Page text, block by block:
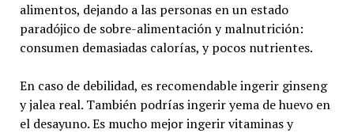
alimentos, dejando a las personas en un estado
paradójico de sobre-alimentación y malnutrición:
consumen demasiadas calorías, y pocos nutrientes.
En caso de debilidad, es recomendable ingerir ginseng
y jalea real. También podrías ingerir yema de huevo en
el desayuno. Es mucho mejor ingerir vitaminas y